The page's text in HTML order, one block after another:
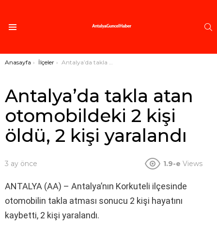
Buradasınız:
Anasayfa İlçeler Antalya’da takla atan otomobildeki 2 kişi öldü, 2 kişi yaralandı
Antalya’da takla atan
otomobildeki 2 kişi
öldü, 2 kişi yaralandı
3 ay önce 1.9-e Views
ANTALYA (AA) – Antalya’nın Korkuteli ilçesinde
otomobilin takla atması sonucu 2 kişi hayatını
kaybetti, 2 kişi yaralandı.